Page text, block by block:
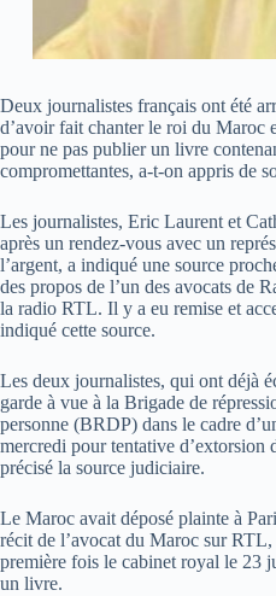
Deux journalistes français ont été
d’avoir fait chanter le roi du Maroc
pour ne pas publier un livre
compromettantes, a-t-on appris de
Les journalistes, Eric Laurent et
après un rendez-vous avec un
l’argent, a indiqué une source
des propos de l’un des avocats de
la radio RTL. Il y a eu remise et
indiqué cette source.
Les deux journalistes, qui ont déjà
garde à vue à la Brigade de
personne (BRDP) dans le cadre
mercredi pour tentative d’extorsion
précisé la source judiciaire.
Le Maroc avait déposé plainte à
récit de l’avocat du Maroc sur
première fois le cabinet royal le 23
un livre.